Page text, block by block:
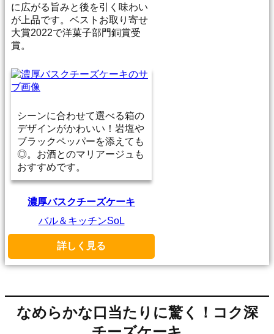
に広がる旨みと後を引く味わい
が上品です。ベストお取り寄せ
大賞2022で洋菓子部門銅賞受
賞。
シーンに合わせて選べる箱の
デザインがかわいい！岩塩や
ブラックペッパーを添えても
◎。お酒とのマリアージュも
おすすめです。
濃厚バスクチーズケーキ
バル＆キッチンSoL
詳しく見る
なめらかな口当たりに驚く！コク深